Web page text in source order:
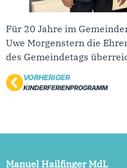
Für 20 Jahre im
Uwe Morgenstern die
des Gemeindetags
VORHERIGER
KINDERFERIENPROGRAMM
Manuel Hailfinger MdL